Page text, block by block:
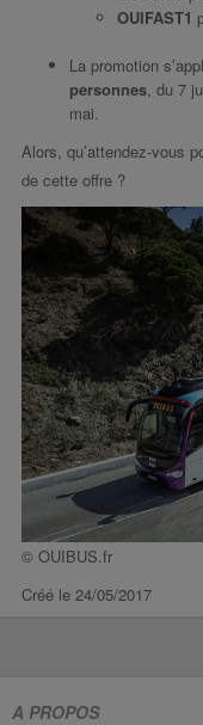
OUIFAST1
La promotion
personnes, du 7
mai.
Alors, qu’attendez-vous
de cette offre ?
© OUIBUS.fr
Créé le 24/05/2017
A PROPOS